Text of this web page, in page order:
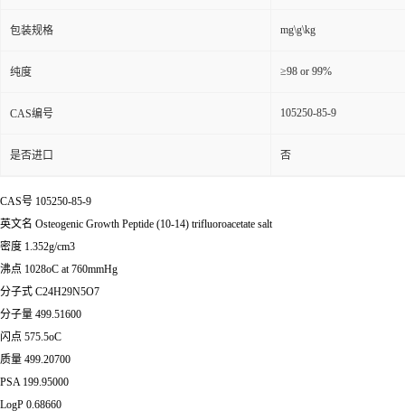
包装规格 mg\g\kg
纯度 ≥98 or 99%
CAS编号 105250-85-9
是否进口 否
CAS号 105250-85-9
英文名 Osteogenic Growth Peptide (10-14) trifluoroacetate salt
密度 1.352g/cm3
沸点 1028oC at 760mmHg
分子式 C24H29N5O7
分子量 499.51600
闪点 575.5oC
质量 499.20700
PSA 199.95000
LogP 0.68660